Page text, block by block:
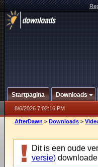
Startpagina Downloads
8/6/2026 7:02:16 PM
AfterDawn > Downloads >
Dit is een oude
versie)